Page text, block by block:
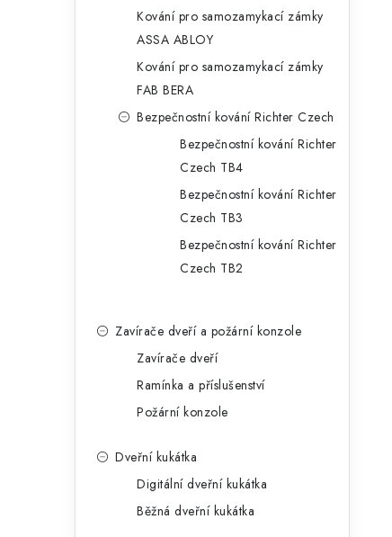
Kování pro samozamykací zámky
ASSA ABLOY
Kování pro samozamykací zámky
FAB BERA
Bezpečnostní kování Richter Czech
Bezpečnostní kování Richter
Czech TB4
Bezpečnostní kování Richter
Czech TB3
Bezpečnostní kování Richter
Czech TB2
Zavírače dveří a požární konzole
Zavírače dveří
Ramínka a příslušenství
Požární konzole
Dveřní kukátka
Digitální dveřní kukátka
Běžná dveřní kukátka